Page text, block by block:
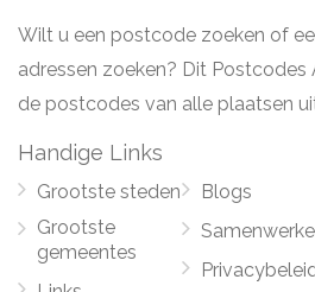
Wilt u een postcode zoeken of
adressen zoeken? Dit
de postcodes van alle plaatsen
Handige Links
Grootste steden
Grootste
gemeentes
Blogs